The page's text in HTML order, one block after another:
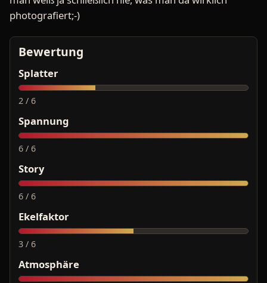
photografiert;-)
Bewertung
Splatter
2 / 6
Spannung
6 / 6
Story
6 / 6
Ekelfaktor
3 / 6
Atmosphäre